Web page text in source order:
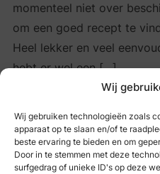
Wij
Wij gebruiken technologieën zoals
apparaat op te slaan en/of te
beste ervaring te bieden en om
Door in te stemmen met deze
surfgedrag of unieke ID's op deze
momenteel niet over
om een goed recept te
Heel lekker en veel
hebt er wel een […]